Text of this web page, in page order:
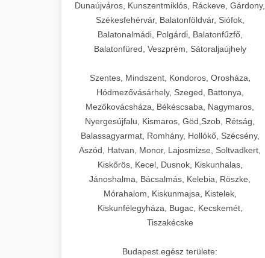
Dunaújváros, Kunszentmiklós, Ráckeve, Gárdony,
Székesfehérvár, Balatonföldvár, Siófok,
Balatonalmádi, Polgárdi, Balatonfűzfő,
Balatonfüred, Veszprém, Sátoraljaújhely
Szentes, Mindszent, Kondoros, Orosháza,
Hódmezővásárhely, Szeged, Battonya,
Mezőkovácsháza, Békéscsaba, Nagymaros,
Nyergesújfalu, Kismaros, Göd,Szob, Rétság,
Balassagyarmat, Romhány, Hollókő, Szécsény,
Aszód, Hatvan, Monor, Lajosmizse, Soltvadkert,
Kiskőrös, Kecel, Dusnok, Kiskunhalas,
Jánoshalma, Bácsalmás, Kelebia, Röszke,
Mórahalom, Kiskunmajsa, Kistelek,
Kiskunfélegyháza, Bugac, Kecskemét,
Tiszakécske
Budapest egész területe: